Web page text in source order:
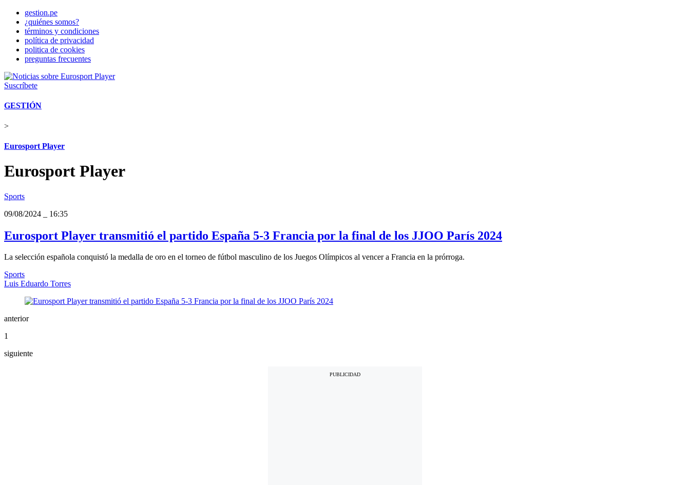
gestion.pe
¿quiénes somos?
términos y condiciones
política de privacidad
politica de cookies
preguntas frecuentes
Suscríbete
GESTIÓN
>
Eurosport Player
Eurosport Player
Sports
09/08/2024
16:35
Eurosport Player transmitió el partido España 5-3 Francia por la final de los JJOO París 2024
La selección española conquistó la medalla de oro en el torneo de fútbol masculino de los Juegos Olímpicos al vencer a Francia en la prórroga.
Sports
Luis Eduardo Torres
anterior
1
siguiente